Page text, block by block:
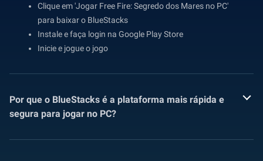
Clique em 'Jogar Free Fire: Segredo dos Mares no PC'
para baixar o BlueStacks
Instale e faça login na Google Play Store
Inicie e jogue o jogo
Por que o BlueStacks é a plataforma mais rápida e
segura para jogar no PC?